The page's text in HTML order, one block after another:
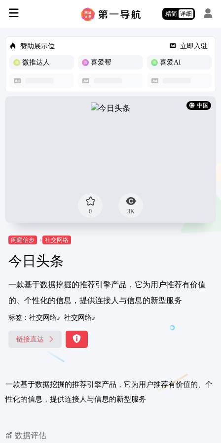
精简 详细
赞助展示位 立即入驻
微推达人 喜爱帮 喜爱AI
中国
0 3K
闲庭信步 社交网络
今日头条
一款基于数据挖掘的推荐引擎产品，它为用户推荐有价值
的、个性化的信息，提供连接人与信息的新型服务
标签： 社交网络 社交网络
链接直达
一款基于数据挖掘的推荐引擎产品，它为用户推荐有价值的、个
性化的信息，提供连接人与信息的新型服务
数据评估